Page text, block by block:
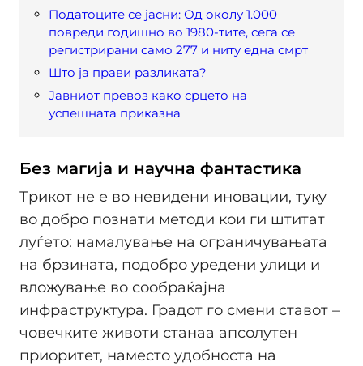
Податоците се јасни: Од околу 1.000
повреди годишно во 1980-тите, сега се
регистрирани само 277 и ниту една смрт
Што ја прави разликата?
Јавниот превоз како срцето на
успешната приказна
Без магија и научна фантастика
Трикот не е во невидени иновации, туку
во добро познати методи кои ги штитат
луѓето: намалување на ограничувањата
на брзината, подобро уредени улици и
вложување во сообраќајна
инфраструктура. Градот го смени ставот –
човечките животи станаа апсолутен
приоритет, наместо удобноста на